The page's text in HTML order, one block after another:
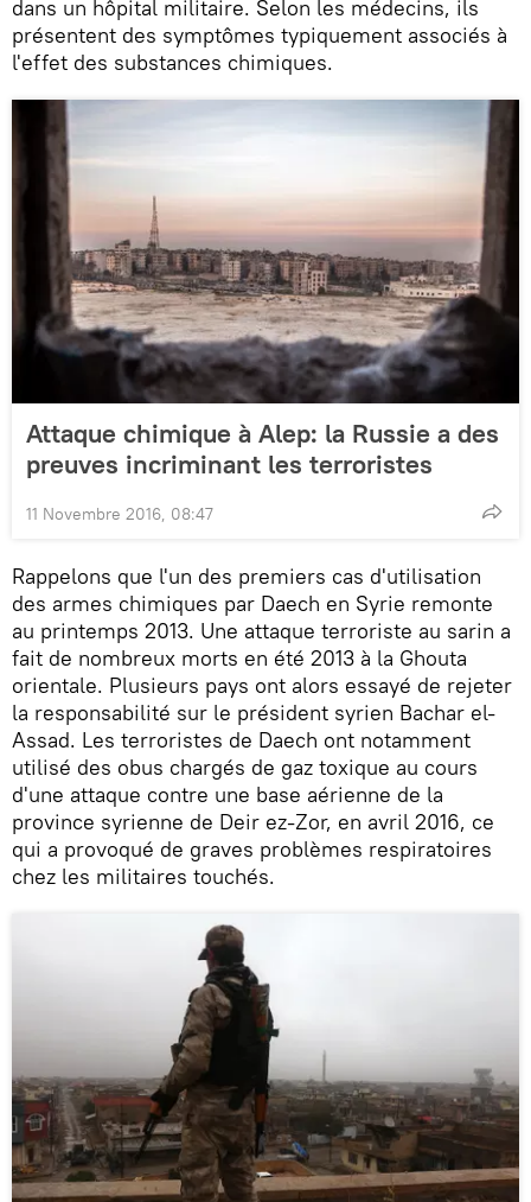
dans un hôpital militaire. Selon les médecins, ils
présentent des symptômes typiquement associés à
l'effet des substances chimiques.
Attaque chimique à Alep: la Russie a des
preuves incriminant les terroristes
11 Novembre 2016, 08:47
Rappelons que l'un des premiers cas d'utilisation
des armes chimiques par Daech en Syrie remonte
au printemps 2013. Une attaque terroriste au sarin a
fait de nombreux morts en été 2013 à la Ghouta
orientale. Plusieurs pays ont alors essayé de rejeter
la responsabilité sur le président syrien Bachar el-
Assad. Les terroristes de Daech ont notamment
utilisé des obus chargés de gaz toxique au cours
d'une attaque contre une base aérienne de la
province syrienne de Deir ez-Zor, en avril 2016, ce
qui a provoqué de graves problèmes respiratoires
chez les militaires touchés.